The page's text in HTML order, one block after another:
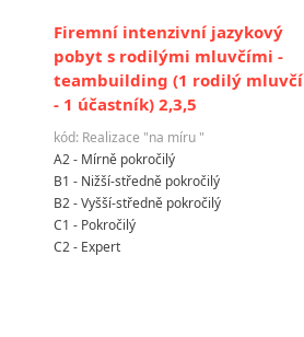
Firemní intenzivní jazykový
pobyt s rodilými mluvčími -
teambuilding (1 rodilý mluvčí
- 1 účastník) 2,3,5
kód: Realizace "na míru "
A2 - Mírně pokročilý
B1 - Nižší-středně pokročilý
B2 - Vyšší-středně pokročilý
C1 - Pokročilý
C2 - Expert